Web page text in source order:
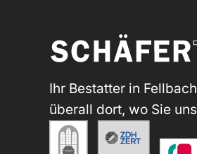
Ihr Bestatter in
überall dort, wo Sie